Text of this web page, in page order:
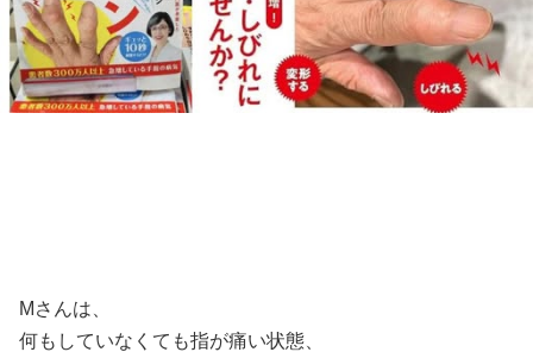
Mさんは、
何もしていなくても指が痛い状態、